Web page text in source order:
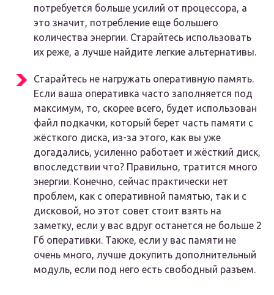
потребуется больше усилий от процессора, а
это значит, потребление еще большего
количества энергии. Старайтесь использовать
их реже, а лучше найдите легкие альтернативы.
Старайтесь не нагружать оперативную память.
Если ваша оперативка часто заполняется под
максимум, то, скорее всего, будет использован
файл подкачки, который берет часть памяти с
жёсткого диска, из-за этого, как вы уже
догадались, усиленно работает и жёсткий диск,
впоследствии что? Правильно, тратится много
энергии. Конечно, сейчас практически нет
проблем, как с оперативной памятью, так и с
дисковой, но этот совет стоит взять на
заметку, если у вас вдруг останется не больше 2
Гб оперативки. Также, если у вас памяти не
очень много, лучше докупить дополнительный
модуль, если под него есть свободный разъем.